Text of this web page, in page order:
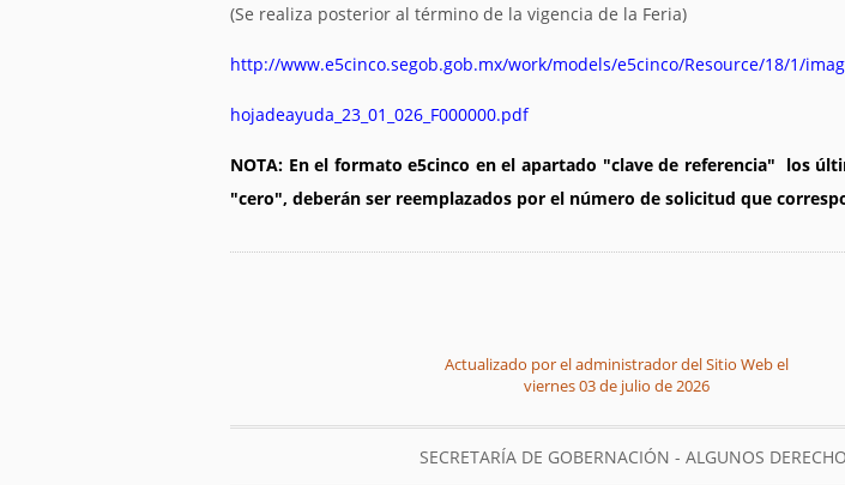
(Se realiza posterior al término de la vigencia de la Feria)
http://www.e5cinco.segob.gob.mx/work/models/e5cinco/Resource/18/1/
hojadeayuda_23_01_026_F000000.pdf
NOTA: En el formatoe5cinco en el apartado "clave de referencia" los
"cero", deberán ser reemplazados por el número de solicitud que
Actualizado por el administrador del Sitio Web el
viernes 03 de julio de 2026
SECRETARÍA DE GOBERNACIÓN - ALGUNOS